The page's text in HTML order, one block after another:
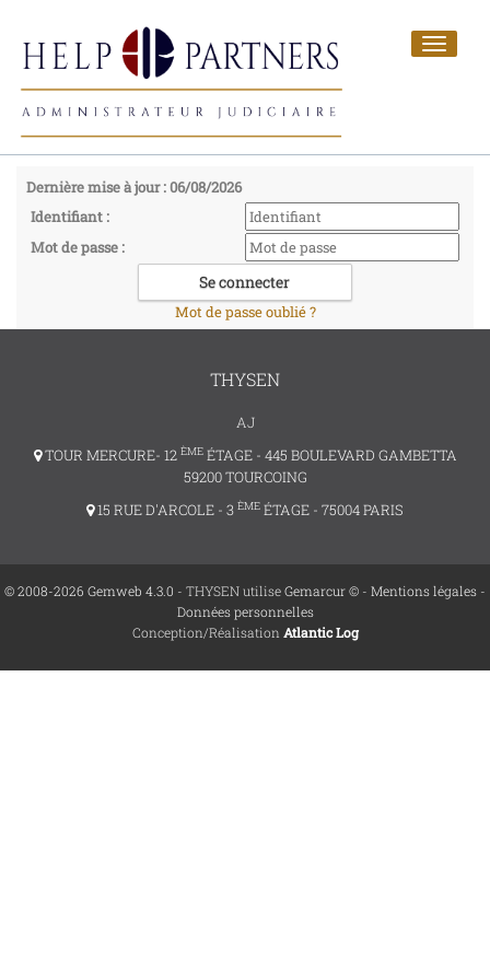
Toggle
Dernière mise à jour : 06/08/2026
Identifiant :
Mot de passe :
Mot de passe oublié ?
THYSEN
AJ
TOUR MERCURE- 12 ÈMEÉTAGE - 445 BOULEVARD GAMBETTA
59200 TOURCOING
15 RUE D'ARCOLE - 3 ÈME ÉTAGE - 75004 PARIS
© 2008-2026 Gemweb 4.3.0 - THYSEN utiliseGemarcur © - Mentions légales -
Données personnelles
Conception/Réalisation Atlantic Log